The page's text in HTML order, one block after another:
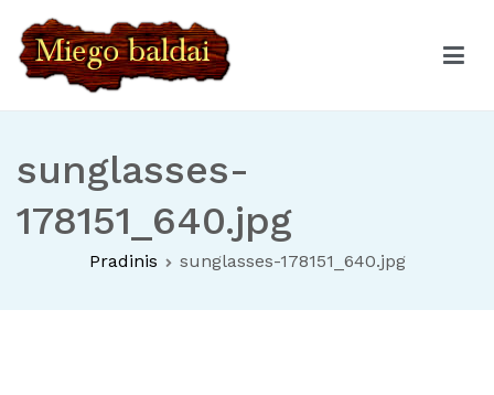
prie
turinio
sunglasses-
178151_640.jpg
Pradinis sunglasses-178151_640.jpg